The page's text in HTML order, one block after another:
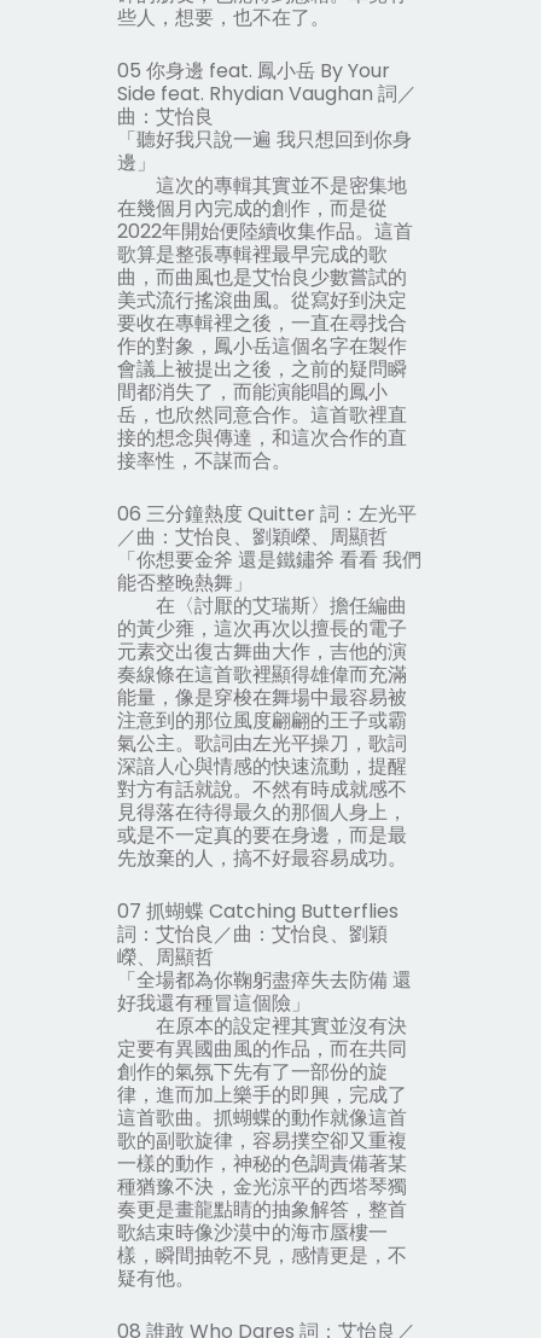
些人，想要，也不在了。
05 你身邊 feat. 鳳小岳 By Your
Side feat. Rhydian Vaughan 詞／
曲：艾怡良
「聽好我只說一遍 我只想回到你身
邊」
這次的專輯其實並不是密集地
在幾個月內完成的創作，而是從
2022年開始便陸續收集作品。這首
歌算是整張專輯裡最早完成的歌
曲，而曲風也是艾怡良少數嘗試的
美式流行搖滾曲風。從寫好到決定
要收在專輯裡之後，一直在尋找合
作的對象，鳳小岳這個名字在製作
會議上被提出之後，之前的疑問瞬
間都消失了，而能演能唱的鳳小
岳，也欣然同意合作。這首歌裡直
接的想念與傳達，和這次合作的直
接率性，不謀而合。
06 三分鐘熱度 Quitter 詞：左光平
／曲：艾怡良、劉穎嶸、周顯哲
「你想要金斧 還是鐵鏽斧 看看 我們
能否整晚熱舞」
在〈討厭的艾瑞斯〉擔任編曲
的黃少雍，這次再次以擅長的電子
元素交出復古舞曲大作，吉他的演
奏線條在這首歌裡顯得雄偉而充滿
能量，像是穿梭在舞場中最容易被
注意到的那位風度翩翩的王子或霸
氣公主。歌詞由左光平操刀，歌詞
深諳人心與情感的快速流動，提醒
對方有話就說。不然有時成就感不
見得落在待得最久的那個人身上，
或是不一定真的要在身邊，而是最
先放棄的人，搞不好最容易成功。
07 抓蝴蝶 Catching Butterflies
詞：艾怡良／曲：艾怡良、劉穎
嶸、周顯哲
「全場都為你鞠躬盡瘁失去防備 還
好我還有種冒這個險」
在原本的設定裡其實並沒有決
定要有異國曲風的作品，而在共同
創作的氣氛下先有了一部份的旋
律，進而加上樂手的即興，完成了
這首歌曲。抓蝴蝶的動作就像這首
歌的副歌旋律，容易撲空卻又重複
一樣的動作，神秘的色調責備著某
種猶豫不決，金光涼平的西塔琴獨
奏更是畫龍點睛的抽象解答，整首
歌結束時像沙漠中的海市蜃樓一
樣，瞬間抽乾不見，感情更是，不
疑有他。
08 誰敢 Who Dares 詞：艾怡良／